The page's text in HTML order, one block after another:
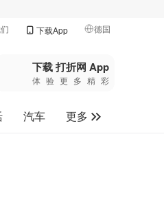
下载App 德国
🇺🇸美国
🇨🇳中国
🇨🇦加拿大
下载 打折网 App
体验更多精彩
汽车
更多